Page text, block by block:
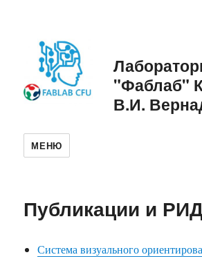
"Фаблаб"
В.И.
МЕНЮ
Публикации и
Система визуального